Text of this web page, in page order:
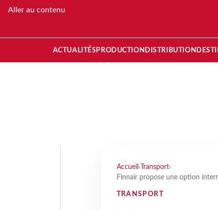
Aller au contenu
ACTUALITÉS PRODUCTION DISTRIBUTION
Accueil › Transport›
Finnair propose une option
TRANSPORT